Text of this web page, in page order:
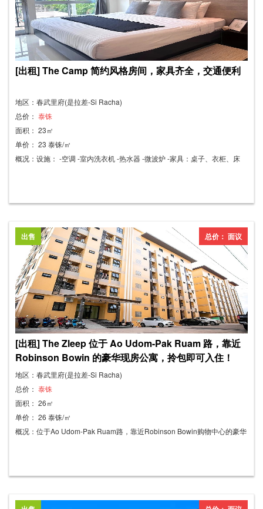
[出租] The Camp 简约风格房间，家具齐全，交通便利
地区：春武里府(是拉差-Si Racha)
总价： 泰铢
面积： 23㎡
单价： 23 泰铢/㎡
概况：设施： -空调 -室内洗衣机 -热水器 -微波炉 -家具：桌子、衣柜、床
度 水费：20 泰铢/度
总价： 面议
出售
[出租] The Zleep 位于 Ao Udom-Pak Ruam 路，靠近
Robinson Bowin 的豪华现房公寓，拎包即可入住！
地区：春武里府(是拉差-Si Racha)
总价： 泰铢
面积： 26㎡
单价： 26 泰铢/㎡
概况：位于Ao Udom-Pak Ruam路，靠近Robinson Bowin购物中心的豪华